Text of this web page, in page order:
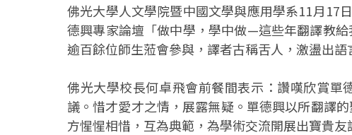
佛光大學人文學院暨中國文學與應用學系11月17
德興專家論壇「做中學，學中做—這些年翻譯教
逾百餘位師生蒞會參與，譯者古稱舌人，激盪出
佛光大學校長何卓飛會前餐間表示：讚嘆欣賞
議。惜才愛才之情，展露無疑。單德興以所翻譯
方惺惺相惜，互為典範，為學術交流開展出寶貴友